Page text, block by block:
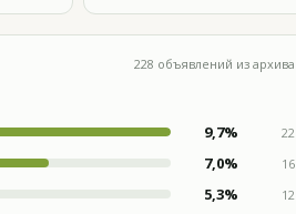
228 объявлений из архива
9,7%
22
7,0%
16
5,3%
12